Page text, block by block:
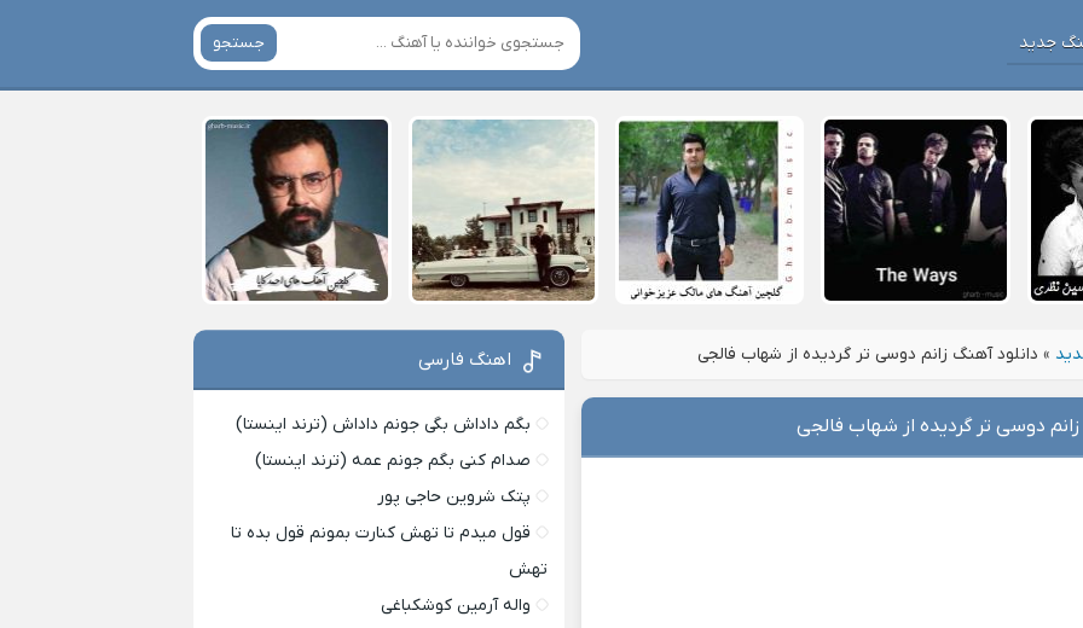
جدید جستجو
» دانلود آهنگ زانم دوسی تر گردیده از شهاب فالجی
دوسی تر گردیده از شهاب فالجی
اهنگ فارسی
بگم داداش بگی جونم داداش (ترند اینستا)
صدام کنی بگم جونم عمه (ترند اینستا)
پتک شروین حاجی پور
قول میدم تا تهش کنارت بمونم قول بده تا
تهش
واله آرمین کوشکباغی